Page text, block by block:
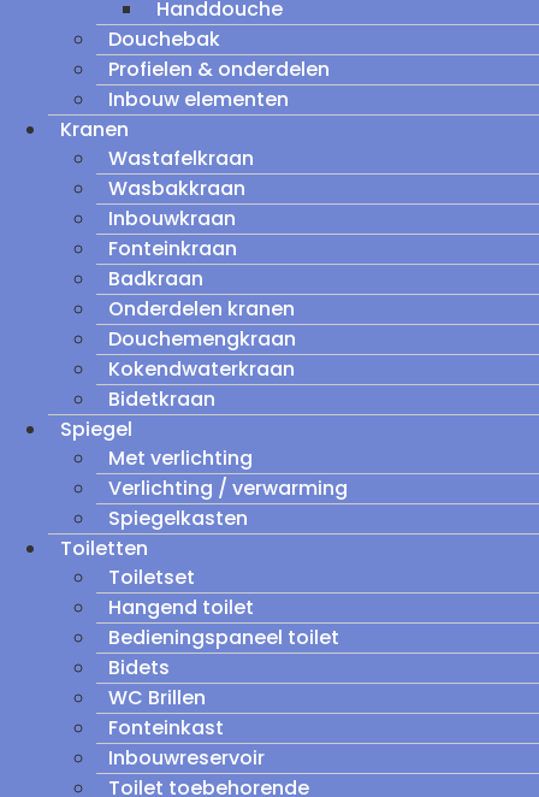
Handdouche
Douchebak
Profielen & onderdelen
Inbouw elementen
Kranen
Wastafelkraan
Wasbakkraan
Inbouwkraan
Fonteinkraan
Badkraan
Onderdelen kranen
Douchemengkraan
Kokendwaterkraan
Bidetkraan
Spiegel
Met verlichting
Verlichting / verwarming
Spiegelkasten
Toiletten
Toiletset
Hangend toilet
Bedieningspaneel toilet
Bidets
WC Brillen
Fonteinkast
Inbouwreservoir
Toilet toebehorende